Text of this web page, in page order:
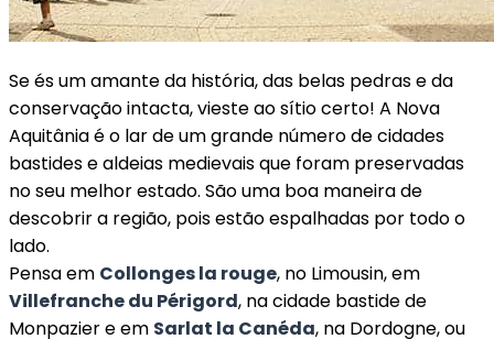
Se és um amante da história, das belas pedras e da
conservação intacta, vieste ao sítio certo! A Nova
Aquitânia é o lar de um grande número de cidades
bastides e aldeias medievais que foram preservadas
no seu melhor estado. São uma boa maneira de
descobrir a região, pois estão espalhadas por todo o
lado.
Pensa em Collonges la rouge, no Limousin, em
Villefranche du Périgord, na cidade bastide de
Monpazier e em Sarlat la Canéda, na Dordogne, ou